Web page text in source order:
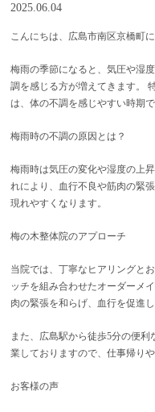
2025.06.04
こんにちは、広島市南区京橋町
梅雨の季節になると、気圧や湿
調を感じる方が増えてきます。
は、体の不調を感じやすい時期で
梅雨時の不調の原因とは？
梅雨時は気圧の変化や湿度の上
れにより、血行不良や筋肉の緊
現れやすくなります。
梅の木整体院のアプローチ
当院では、丁寧なヒアリングと
ッチを組み合わせたオーダーメ
肉の緊張を和らげ、血行を促進
また、広島駅から徒歩5分の便
業しておりますので、仕事帰り
お客様の声